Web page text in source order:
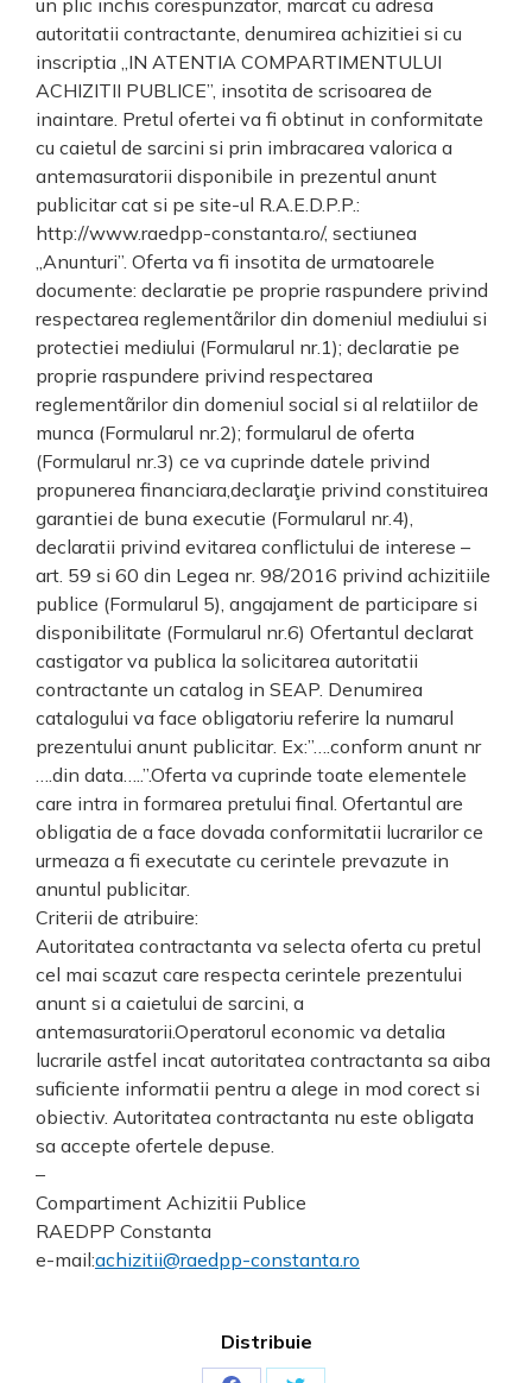
un plic inchis corespunzator, marcat cu adresa
autoritatii contractante, denumirea achizitiei si cu
inscriptia „IN ATENTIA COMPARTIMENTULUI
ACHIZITII PUBLICE”, insotita de scrisoarea de
inaintare. Pretul ofertei va fi obtinut in conformitate
cu caietul de sarcini si prin imbracarea valorica a
antemasuratorii disponibile in prezentul anunt
publicitar cat si pe site-ul R.A.E.D.P.P.:
http://www.raedpp-constanta.ro/, sectiunea
„Anunturi”. Oferta va fi insotita de urmatoarele
documente: declaratie pe proprie raspundere privind
respectarea reglementãrilor din domeniul mediului si
protectiei mediului (Formularul nr.1); declaratie pe
proprie raspundere privind respectarea
reglementãrilor din domeniul social si al relatiilor de
munca (Formularul nr.2); formularul de oferta
(Formularul nr.3) ce va cuprinde datele privind
propunerea financiara,declaraţie privind constituirea
garantiei de buna executie (Formularul nr.4),
declaratii privind evitarea conflictului de interese –
art. 59 si 60 din Legea nr. 98/2016 privind achizitiile
publice (Formularul 5), angajament de participare si
disponibilitate (Formularul nr.6) Ofertantul declarat
castigator va publica la solicitarea autoritatii
contractante un catalog in SEAP. Denumirea
catalogului va face obligatoriu referire la numarul
prezentului anunt publicitar. Ex:”….conform anunt nr
….din data…..”.Oferta va cuprinde toate elementele
care intra in formarea pretului final. Ofertantul are
obligatia de a face dovada conformitatii lucrarilor ce
urmeaza a fi executate cu cerintele prevazute in
anuntul publicitar.
Criterii de atribuire:
Autoritatea contractanta va selecta oferta cu pretul
cel mai scazut care respecta cerintele prezentului
anunt si a caietului de sarcini, a
antemasuratorii.Operatorul economic va detalia
lucrarile astfel incat autoritatea contractanta sa aiba
suficiente informatii pentru a alege in mod corect si
obiectiv. Autoritatea contractanta nu este obligata
sa accepte ofertele depuse.
–
Compartiment Achizitii Publice
RAEDPP Constanta
e-mail:achizitii@raedpp-constanta.ro
Distribuie